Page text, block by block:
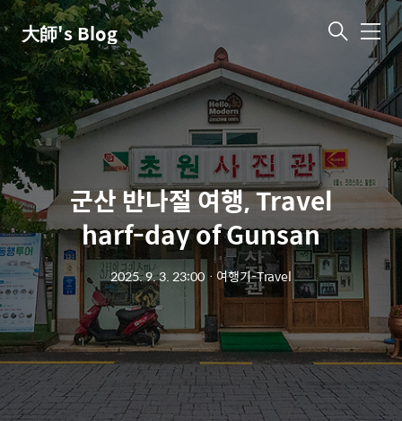
大師's Blog 메
뉴
군산 반나절 여행, Travel
harf-day of Gunsan
2025. 9. 3. 23:00ㆍ 여행기-Travel